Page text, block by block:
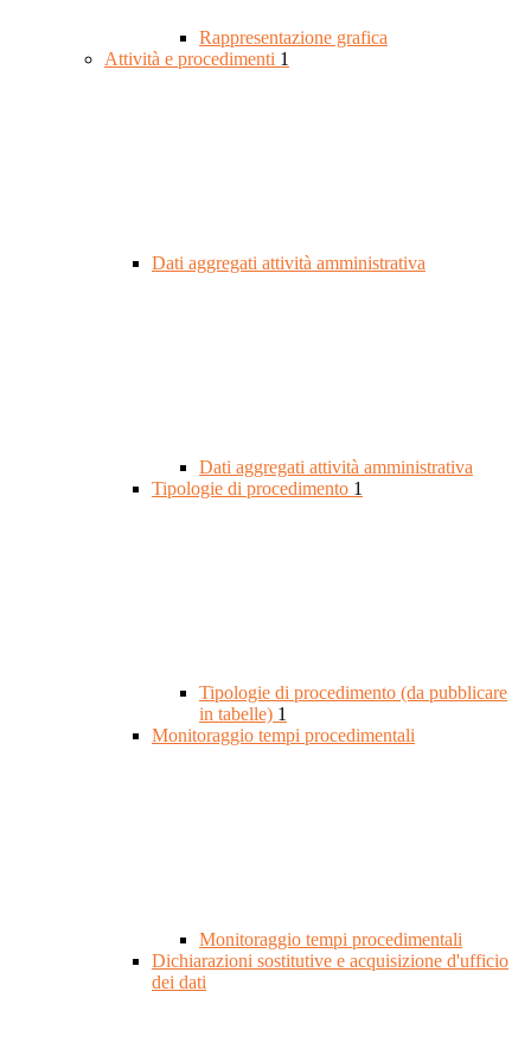
Rappresentazione grafica
Attività e procedimenti 1
Dati aggregati attività amministrativa
Dati aggregati attività amministrativa
Tipologie di procedimento 1
Tipologie di procedimento (da pubblicare
in tabelle) 1
Monitoraggio tempi procedimentali
Monitoraggio tempi procedimentali
Dichiarazioni sostitutive e acquisizione d'ufficio
dei dati